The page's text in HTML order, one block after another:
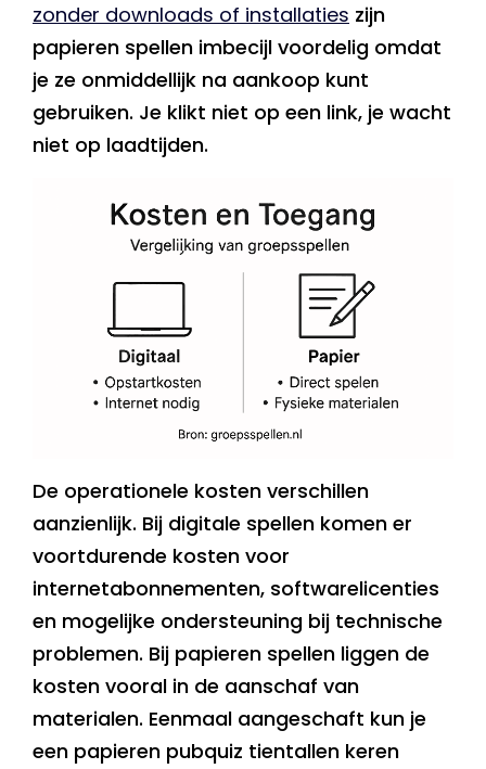
zonder downloads of installaties zijn
papieren spellen imbecijl voordelig omdat
je ze onmiddellijk na aankoop kunt
gebruiken. Je klikt niet op een link, je wacht
niet op laadtijden.
De operationele kosten verschillen
aanzienlijk. Bij digitale spellen komen er
voortdurende kosten voor
internetabonnementen, softwarelicenties
en mogelijke ondersteuning bij technische
problemen. Bij papieren spellen liggen de
kosten vooral in de aanschaf van
materialen. Eenmaal aangeschaft kun je
een papieren pubquiz tientallen keren